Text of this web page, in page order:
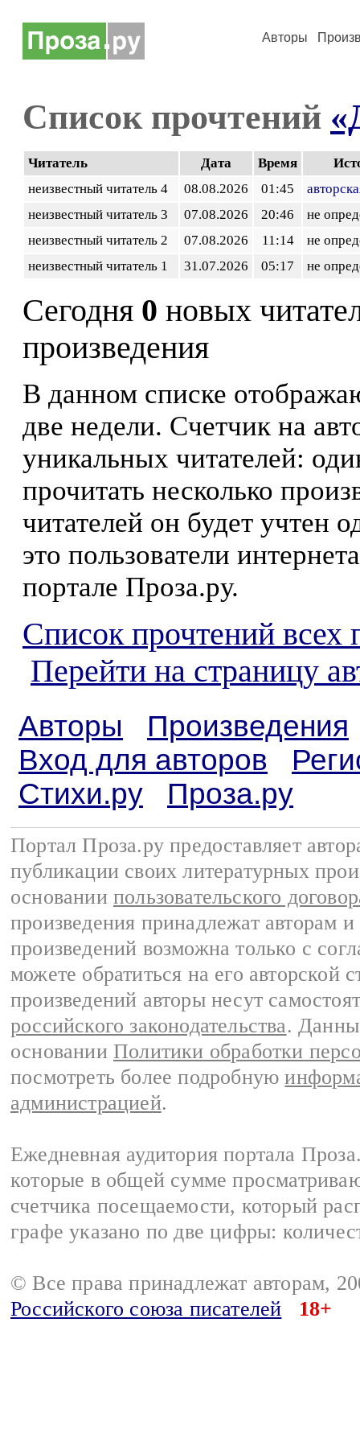
Авторы
Список прочтений
Читатель Дата Время
неизвестный читатель 4
08.08.2026 01:45
неизвестный читатель 3
07.08.2026 20:46
не
неизвестный читатель 2
07.08.2026 11:14
не
неизвестный читатель 1
31.07.2026 05:17 не
Сегодня 0 новых
произведения
В данном списке
две недели. Счетчик на
уникальных читателей:
прочитать несколько
читателей он будет учтен
это пользователи
портале Проза.ру.
Список прочтений всех
Перейти на страницу
Авторы
Произведения
Вход для авторов
Стихи.ру
Проза.ру
Портал Проза.ру предоставляет
публикации своих литературных
основании пользовательского
произведения принадлежат авторам
произведений возможна только с
можете обратиться на его авторской
произведений авторы несут
российского законодательства.
основании Политики обработки
посмотреть более подробную
администрацией.
Ежедневная аудитория портала
которые в общей сумме
счетчика посещаемости, который
графе указано по две цифры:
© Все права принадлежат авторам,
Российского союза писателей
18+